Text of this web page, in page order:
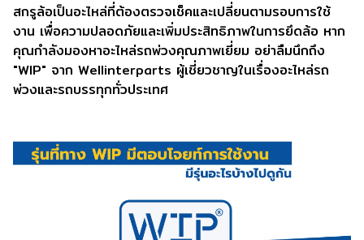
สกรูล้อเป็นอะไหล่ที่ต้องตรวจเช็คและเปลี่ยนตามรอบการใช้
งาน เพื่อความปลอดภัยและเพิ่มประสิทธิภาพในการยึดล้อ หาก
คุณกำลังมองหาอะไหล่รถพ่วงคุณภาพเยี่ยม อย่าลืมนึกถึง
"WIP" จาก Wellinterparts ผู้เชี่ยวชาญในเรื่องอะไหล่รถ
พ่วงและรถบรรทุกทั่วประเทศ